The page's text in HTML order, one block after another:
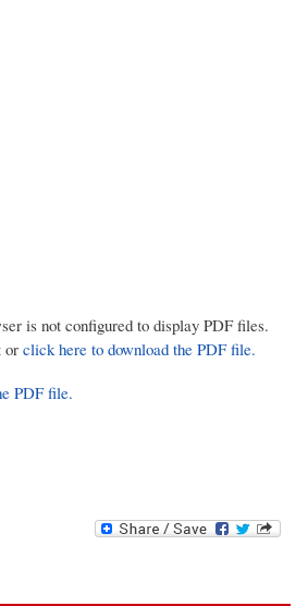
is not configured to display PDF files.
or click here to download the PDF file.
PDF file.